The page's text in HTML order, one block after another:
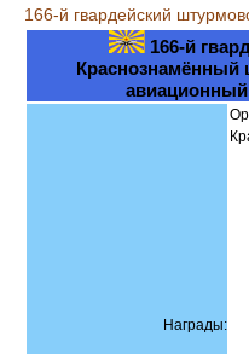
166-й гвардейский
166-й
Краснознамённый
Награды: